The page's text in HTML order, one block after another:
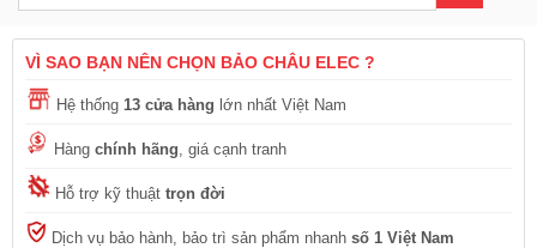
VÌ SAO BẠN NÊN CHỌN BẢO CHÂU ELEC ?
Hệ thống 13 cửa hàng lớn nhất Việt Nam
Hàng chính hãng , giá cạnh tranh
Hỗ trợ kỹ thuật trọn đời
Dịch vụ bảo hành, bảo trì sản phẩm nhanh số 1 Việt Nam